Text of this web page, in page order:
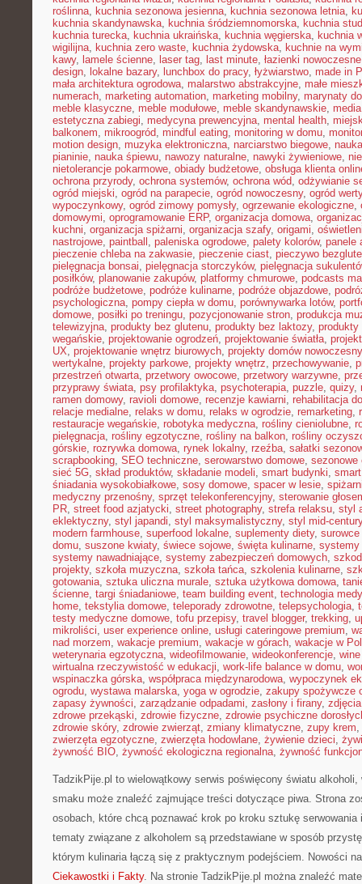
roślinna, kuchnia sezonowa jesienna, kuchnia sezonowa letnia,
kuchnia skandynawska, kuchnia śródziemnomorska, kuchnia
kuchnia turecka, kuchnia ukraińska, kuchnia węgierska, kuchnia
wigilijna, kuchnia zero waste, kuchnia żydowska, kuchnie na
kawy, lamele ścienne, laser tag, last minute, łazienki nowoczesne
design, lokalne bazary, lunchbox do pracy, łyżwiarstwo, made in
mała architektura ogrodowa, malarstwo abstrakcyjne, małe
numerach, marketing automation, marketing mobilny, marynaty
meble klasyczne, meble modułowe, meble skandynawskie,
estetyczna zabiegi, medycyna prewencyjna, mental health,
balkonem, mikroogród, mindful eating, monitoring w domu,
motion design, muzyka elektroniczna, narciarstwo biegowe,
pianinie, nauka śpiewu, nawozy naturalne, nawyki żywieniowe,
nietolerancje pokarmowe, obiady budżetowe, obsługa klienta
ochrona przyrody, ochrona systemów, ochrona wód, odżywianie
ogród miejski, ogród na parapecie, ogród nowoczesny, ogród
wypoczynkowy, ogród zimowy pomysły, ogrzewanie ekologiczne,
domowymi, oprogramowanie ERP, organizacja domowa,
kuchni, organizacja spiżarni, organizacja szafy, origami,
nastrojowe, paintball , paleniska ogrodowe, palety kolorów, panele
pieczenie chleba na zakwasie, pieczenie ciast, pieczywo
pielęgnacja bonsai, pielęgnacja storczyków, pielęgnacja
posiłków, planowanie zakupów, platformy chmurowe, podcasts
podróże budżetowe, podróże kulinarne, podróże objazdowe,
psychologiczna, pompy ciepła w domu, porównywarka lotów,
domowe, posiłki po treningu, pozycjonowanie stron, produkcja
telewizyjna, produkty bez glutenu, produkty bez laktozy, produkty
wegańskie, projektowanie ogrodzeń, projektowanie światła,
UX, projektowanie wnętrz biurowych, projekty domów
wertykalne, projekty parkowe, projekty wnętrz, przechowywanie,
przestrzeń otwarta, przetwory owocowe, przetwory warzywne,
przyprawy świata, psy profilaktyka, psychoterapia, puzzle, quizy,
ramen domowy, ravioli domowe, recenzje kawiarni, rehabilitacja
relacje medialne, relaks w domu, relaks w ogrodzie, remarketing,
restauracje wegańskie, robotyka medyczna, rośliny cieniolubne,
pielęgnacja, rośliny egzotyczne, rośliny na balkon, rośliny
górskie, rozrywka domowa, rynek lokalny, rzeźba, sałatki
scrapbooking, SEO techniczne, serowarstwo domowe, sezonowe
sieć 5G, skład produktów, składanie modeli, smart budynki,
śniadania wysokobiałkowe, sosy domowe, spacer w lesie,
medyczny przenośny, sprzęt telekonferencyjny, sterowanie
PR, street food azjatycki, street photography, strefa relaksu, styl
eklektyczny, styl japandi, styl maksymalistyczny, styl mid-century
modern farmhouse, superfood lokalne, suplementy diety,
domu, suszone kwiaty, świece sojowe, święta kulinarne, systemy
systemy nawadniające, systemy zabezpieczeń domowych,
projekty, szkoła muzyczna, szkoła tańca, szkolenia kulinarne,
gotowania, sztuka uliczna murale, sztuka użytkowa domowa,
ścienne, targi śniadaniowe, team building event, technologia
home, tekstylia domowe, teleporady zdrowotne, telepsychologia,
testy medyczne domowe, tofu przepisy, travel blogger, trekking,
mikroliści, user experience online, usługi cateringowe premium,
nad morzem, wakacje premium, wakacje w górach, wakacje w
weterynaria egzotyczna, wideofilmowanie, wideokonferencje,
wirtualna rzeczywistość w edukacji, work-life balance w domu,
wspinaczka górska, współpraca międzynarodowa, wypoczynek
ogrodu, wystawa malarska, yoga w ogrodzie, zakupy spożywcze
zapasy żywności, zarządzanie odpadami, zasłony i firany,
zdrowe przekąski, zdrowie fizyczne, zdrowie psychiczne
zdrowie skóry, zdrowie zwierząt, zmiany klimatyczne, zupy krem,
zwierzęta egzotyczne, zwierzęta hodowlane, żywienie dzieci,
żywność BIO, żywność ekologiczna regionalna, żywność
TadzikPije.pl to wielowątkowy serwis poświęcony światu
smaku może znaleźć zajmujące treści dotyczące piwa. Strona
osobach, które chcą poznawać krok po kroku sztukę
tematy związane z alkoholem są przedstawiane w sposób
którym kulinaria łączą się z praktycznym podejściem. Nowości
Ciekawostki i Fakty. Na stronie TadzikPije.pl można znaleźć